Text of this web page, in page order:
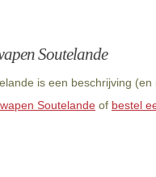
Soutelande
is een beschrijving
Soutelande of bestel